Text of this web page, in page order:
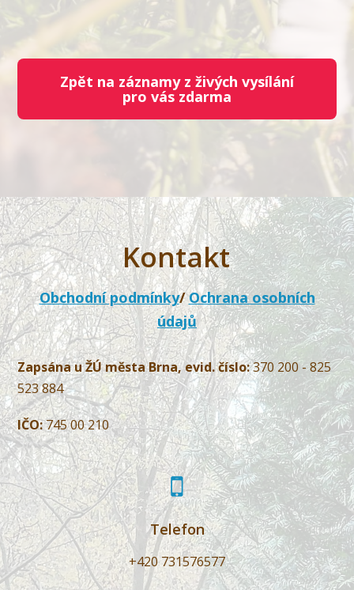
Zpět na záznamy z živých vysílání
pro vás zdarma
Kontakt
Obchodní podmínky/Ochrana osobních
údajů
Zapsána u ŽÚ města Brna, evid. číslo:370 200 - 825
523 884
IČO:745 00 210
Telefon
+420 731576577